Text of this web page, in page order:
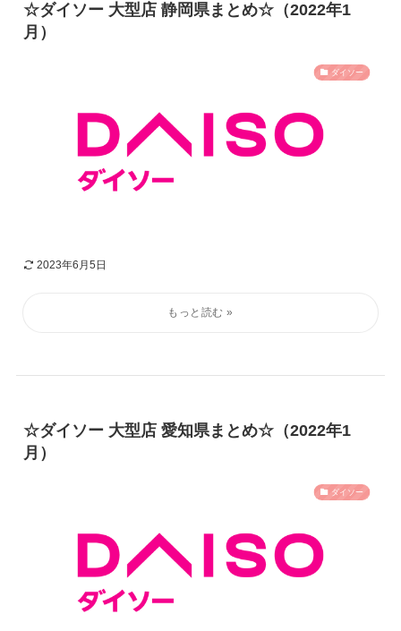
☆ダイソー 大型店 静岡県まとめ☆（2022年1
月）
ダイソー
2023年6月5日
☆ダイソー 大型店 愛知県まとめ☆（2022年1
月）
ダイソー